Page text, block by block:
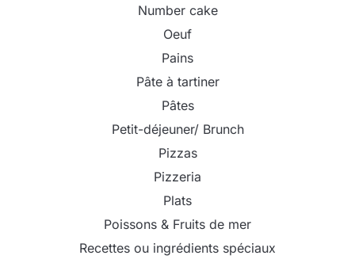
Number cake
Oeuf
Pains
Pâte à tartiner
Pâtes
Petit-déjeuner/ Brunch
Pizzas
Pizzeria
Plats
Poissons & Fruits de mer
Recettes ou ingrédients spéciaux